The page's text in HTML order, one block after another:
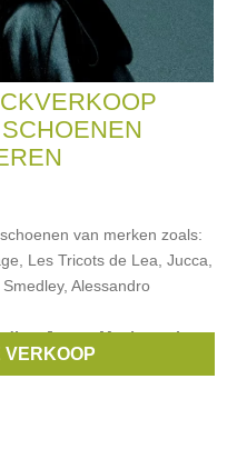
van merken zoals:
Les Tricots de Lea, Jucca,
Alessandro
,Jucca,Mackage,Les
VERKOOP